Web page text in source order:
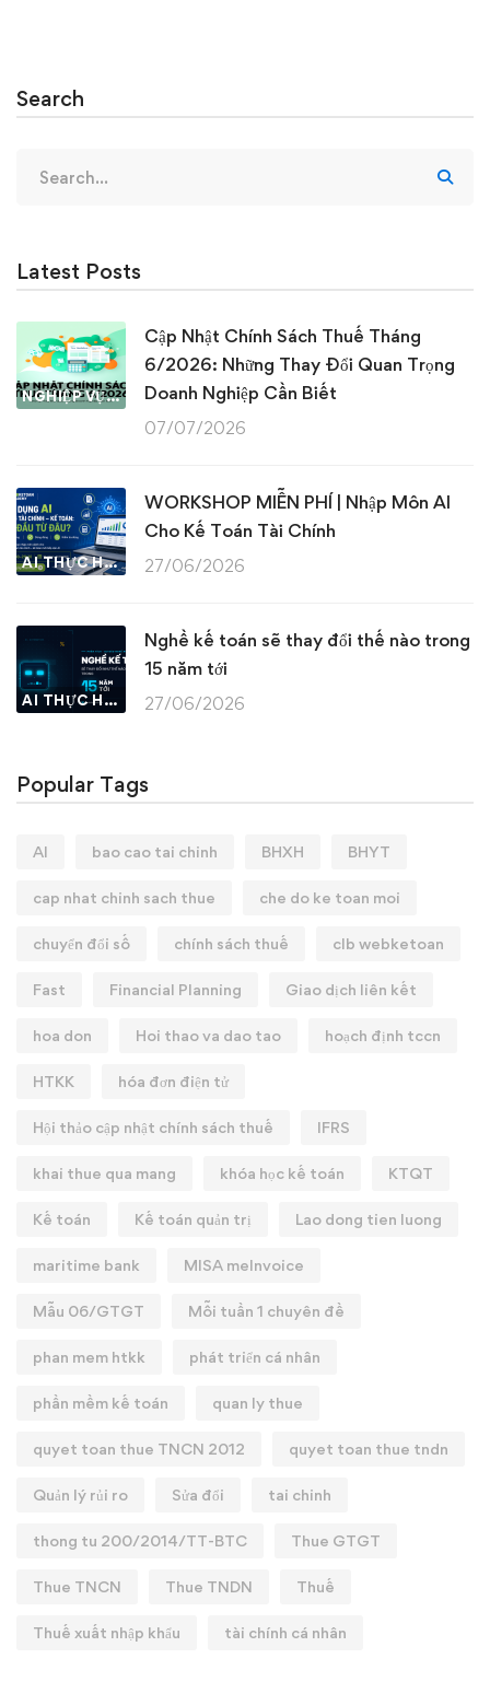
Search
for:
Latest Posts
NGHIỆP VỤ KẾ TOÁN & THUẾ
Cập Nhật Chính Sách Thuế Tháng
6/2026: Những Thay Đổi Quan Trọng
Doanh Nghiệp Cần Biết
07/07/2026
AI THỰC HÀNH
WORKSHOP MIỄN PHÍ | Nhập Môn AI
Cho Kế Toán Tài Chính
27/06/2026
AI THỰC HÀNH
Nghề kế toán sẽ thay đổi thế nào trong
15 năm tới
27/06/2026
Popular Tags
AI bao cao tai chinh BHXH BHYT
cap nhat chinh sach thue che do ke toan moi
chuyển đổi số chính sách thuế clb webketoan
Fast Financial Planning Giao dịch liên kết
hoa don Hoi thao va dao tao hoạch định tccn
HTKK hóa đơn điện tử
Hội thảo cập nhật chính sách thuế IFRS
khai thue qua mang khóa học kế toán KTQT
Kế toán Kế toán quản trị Lao dong tien luong
maritime bank MISA meInvoice
Mẫu 06/GTGT Mỗi tuần 1 chuyên đề
phan mem htkk phát triển cá nhân
phần mềm kế toán quan ly thue
quyet toan thue TNCN 2012 quyet toan thue tndn
Quản lý rủi ro Sửa đổi tai chinh
thong tu 200/2014/TT-BTC Thue GTGT
Thue TNCN Thue TNDN Thuế
Thuế xuất nhập khẩu tài chính cá nhân